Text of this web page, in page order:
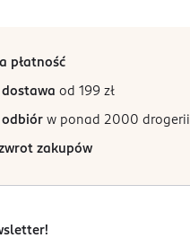
płatność
dostawa od 199 zł
odbiór w ponad 2000 drogerii
zakupów